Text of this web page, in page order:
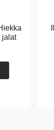
jalat